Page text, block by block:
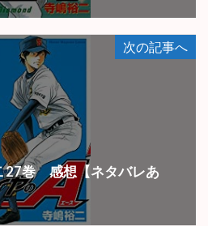
次の記事へ
27巻 感想【ネタバレあ